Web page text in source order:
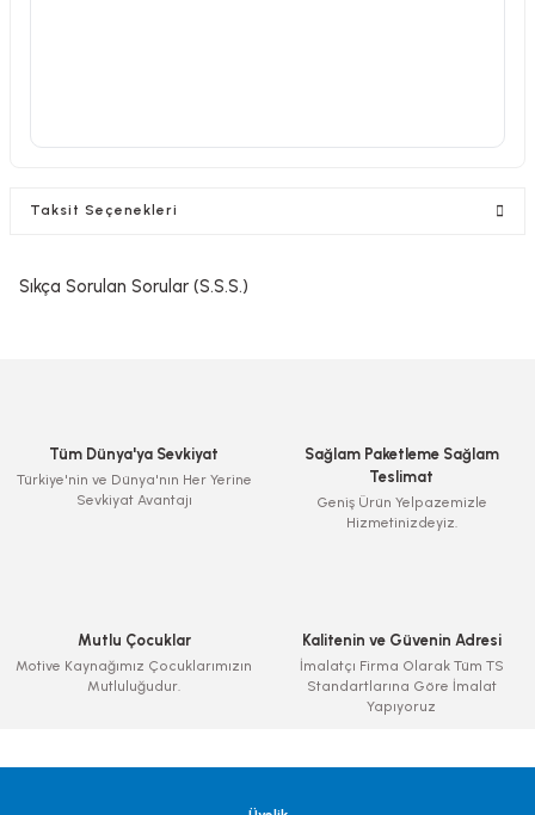
Taksit Seçenekleri
Sıkça Sorulan Sorular (S.S.S.)
Tüm Dünya'ya Sevkiyat
Türkiye'nin ve Dünya'nın Her Yerine
Sevkiyat Avantajı
Sağlam Paketleme Sağlam
Teslimat
Geniş Ürün Yelpazemizle
Hizmetinizdeyiz.
Mutlu Çocuklar
Motive Kaynağımız Çocuklarımızın
Mutluluğudur.
Kalitenin ve Güvenin Adresi
İmalatçı Firma Olarak Tüm TS
Standartlarına Göre İmalat
Yapıyoruz